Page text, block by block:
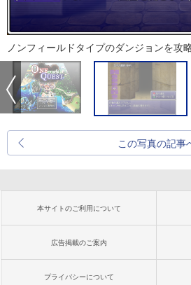
ノンフィールドタイプのダンジョンを攻
この写真の記事
本サイトのご利用について
広告掲載のご案内
プライバシーについて